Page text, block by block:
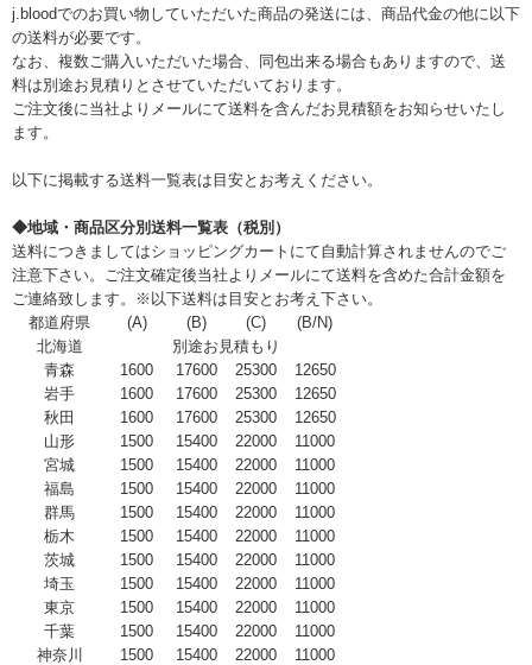
j.bloodでのお買い物していただいた商品の発送には、商品代金の他に以下
の送料が必要です。
なお、複数ご購入いただいた場合、同包出来る場合もありますので、送
料は別途お見積りとさせていただいております。
ご注文後に当社よりメールにて送料を含んだお見積額をお知らせいたし
ます。
以下に掲載する送料一覧表は目安とお考えください。
◆地域・商品区分別送料一覧表（税別）
送料につきましてはショッピングカートにて自動計算されませんのでご
注意下さい。ご注文確定後当社よりメールにて送料を含めた合計金額を
ご連絡致します。※以下送料は目安とお考え下さい。
都道府県
(A) (B) (C)
(B/N)
北海道
別途お見積もり
青森
1600 17600 25300
12650
岩手
1600 17600 25300
12650
秋田
1600 17600 25300
12650
山形
1500 15400 22000
11000
宮城
1500 15400 22000
11000
福島
1500 15400 22000
11000
群馬
1500 15400 22000
11000
栃木
1500 15400 22000
11000
茨城
1500 15400 22000
11000
埼玉
1500 15400 22000
11000
東京
1500 15400 22000
11000
千葉
1500 15400 22000
11000
神奈川
1500 15400 22000
11000